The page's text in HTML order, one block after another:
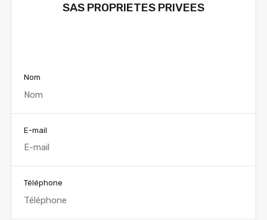
SAS PROPRIETES PRIVEES
Nom
E-mail
Téléphone